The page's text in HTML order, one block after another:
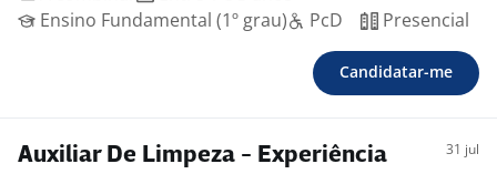
Ensino Fundamental (1º grau)
PcD Presencial
Candidatar-me
Auxiliar De Limpeza - Experiência
31 jul